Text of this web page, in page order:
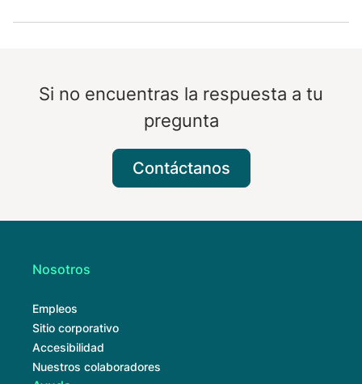
Si no encuentras la respuesta a tu
pregunta
Contáctanos
Nosotros
Empleos
Sitio corporativo
Accesibilidad
Nuestros colaboradores